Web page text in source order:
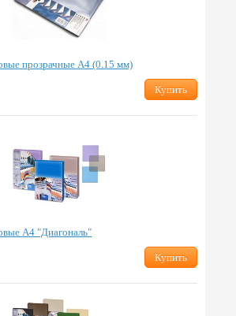
прозрачные А4 (0.15 мм)
Купить
А4 "Диагональ"
Купить